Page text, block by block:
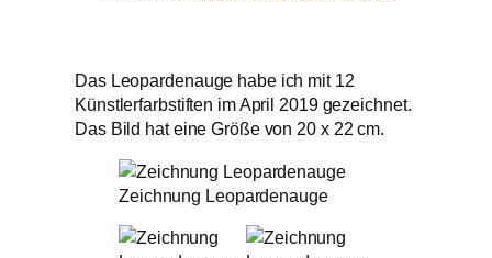
Das Leopardenauge habe ich mit 12
Künstlerfarbstiften im April 2019 gezeichnet.
Das Bild hat eine Größe von 20 x 22 cm.
Zeichnung Leopardenauge